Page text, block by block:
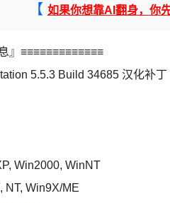
【 如果你想靠AI翻身，你
』≡≡≡≡≡≡≡≡≡≡≡≡≡
5.5.3 Build 34685 汉化补丁
Win2000, WinNT
NT, Win9X/ME